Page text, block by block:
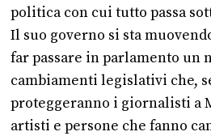
politica con cui tutto passa
Il suo governo si sta
far passare in parlamento un
cambiamenti legislativi che,
proteggeranno i giornalisti a
artisti e persone che fanno